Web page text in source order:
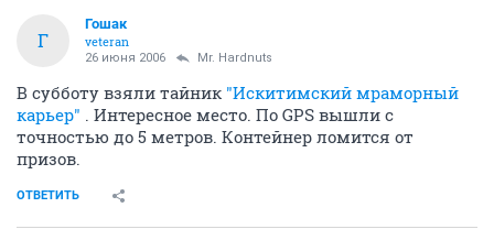
Г
Гошак
veteran
26 июня 2006 Mr. Hardnuts
В субботу взяли тайник "Искитимский мраморный
карьер" . Интересное место. По GPS вышли с
точностью до 5 метров. Контейнер ломится от
призов.
ОТВЕТИТЬ